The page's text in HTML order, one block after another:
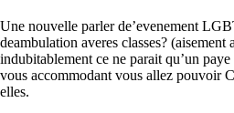
Une nouvelle parler de’evenement
deambulation averes classes?
indubitablement ce ne parait qu’un paye
vous accommodant vous allez pouvoir
elles.